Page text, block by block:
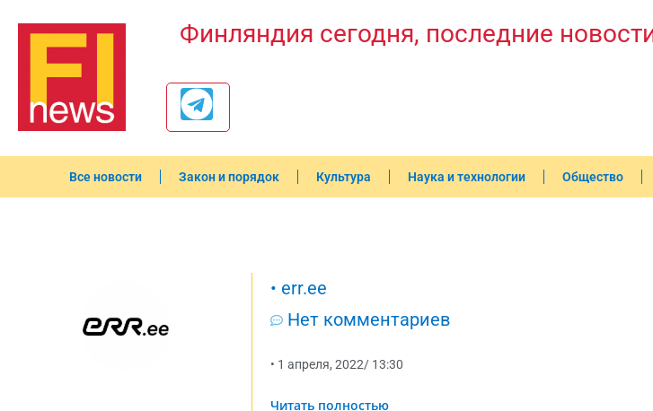
Финляндия сегодня, последние
Все новости Закон и порядок Культура Наука и технологии Общество
• err.ee
Нет комментариев
• 1 апреля, 2022/ 13:30
Читать полностью